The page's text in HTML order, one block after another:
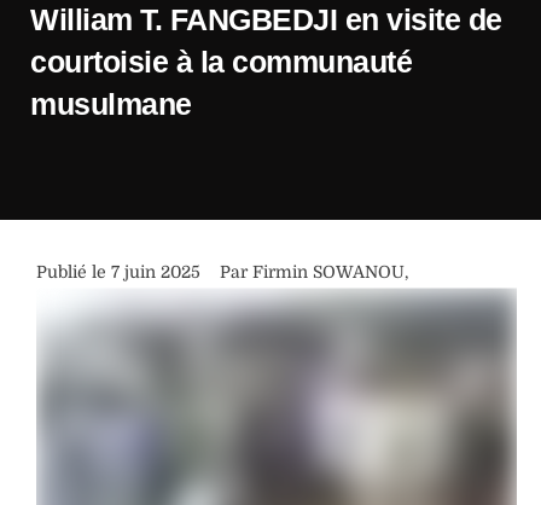
William T. FANGBEDJI en visite de
courtoisie à la communauté
musulmane
Publié le 7 juin 2025 Par Firmin SOWANOU,